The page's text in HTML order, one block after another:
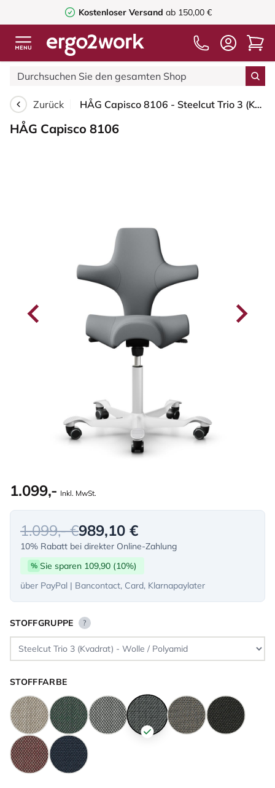
Kostenloser Versand ab 150,00 €
Zurück HÅG Capisco 8106 - Steelcut Trio 3 (Kvadrat) - Wolle / Polyamid - STT153 - Grey - Weiß - 150mm (Sitzhöhe 40-55cm) - Weiche Rollen für harte Böden
HÅG Capisco 8106
1.099,- Inkl. MwSt.
1.099,- €989,10 €
10% Rabatt bei direkter Online-Zahlung
% Sie sparen 109,90 (10%)
über PayPal | Bancontact, Card, Klarnapaylater
STOFFGRUPPE ?
STOFFFARBE